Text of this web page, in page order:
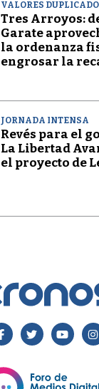
VALORES
Tres Arroyos:
Garate
la ordenanza
engrosar la
JORNADA INTENSA
Revés para el
La Libertad
el proyecto de